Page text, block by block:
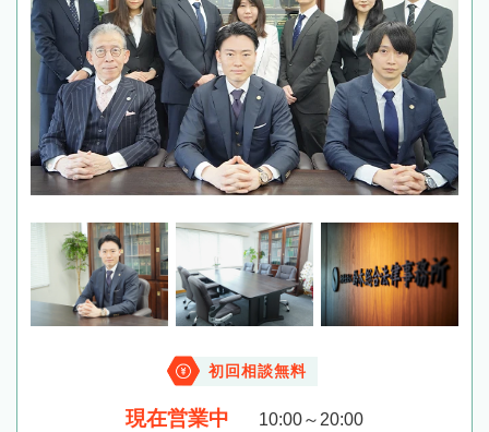
初回相談無料
現在営業中 10:00～20:00